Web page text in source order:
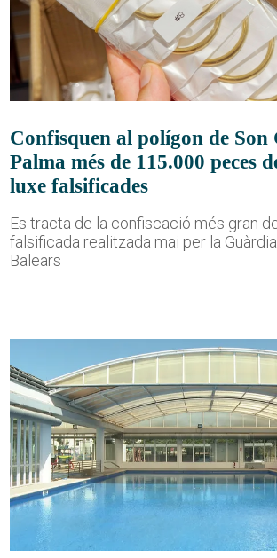
Confisquen al polígon de Son
Palma més de 115.000 peces
luxe falsificades
Es tracta de la confiscació més gran
falsificada realitzada mai per la
Balears